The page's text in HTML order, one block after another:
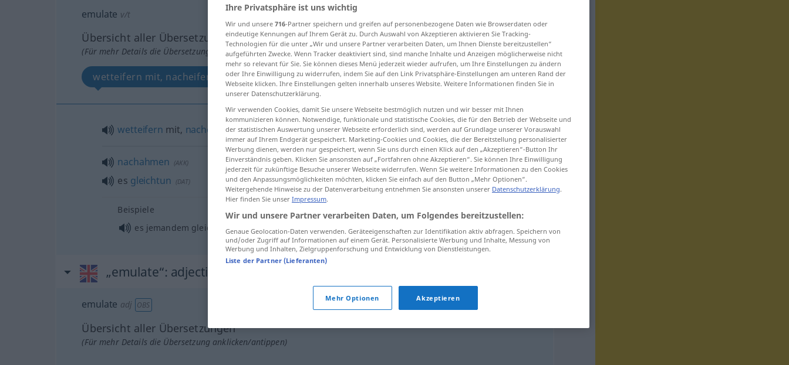
emulate v/t
Übersicht aller Übersetzungen
(Für mehr Details die Übersetzung anklicken/antippen)
wetteifern mit, nacheifern nachahmen, es gleichtun
wetteifern mit, nacheifern (DAT) emulate
nachahmen (AKK)
es gleichtun (DAT)
emulateimitate
Beispiele
es jemandem gleichtun
to emulatesb
„emulate“: adjective
emulate adj OBS
Übersicht aller Übersetzungen
(Für mehr Details die Übersetzung anklicken/antippen)
Ihre Privatsphäre ist uns wichtig
Wir und unsere 716-Partner speichern und greifen auf personenbezogene Daten wie Browserdaten oder
eindeutige Kennungen auf Ihrem Gerät zu. Durch Auswahl von Akzeptieren aktivieren Sie Tracking-
Technologien für die unter „Wir und unsere Partner verarbeiten Daten, um Ihnen Dienste bereitzustellen“
aufgeführten Zwecke. Wenn Tracker deaktiviert sind, sind manche Inhalte und Anzeigen möglicherweise nicht
mehr so relevant für Sie. Sie können dieses Menü jederzeit wieder aufrufen, um Ihre Einstellungen zu ändern
oder Ihre Einwilligung zu widerrufen, indem Sie auf den Link Privatsphäre-Einstellungen am unteren Rand der
Webseite klicken. Ihre Einstellungen gelten innerhalb unseres Website. Weitere Informationen finden Sie in
unserer Datenschutzerklärung.
Wir verwenden Cookies, damit Sie unsere Webseite bestmöglich nutzen und wir besser mit Ihnen
kommunizieren können. Notwendige, funktionale und statistische Cookies, die für den Betrieb der Webseite und
der statistischen Auswertung unserer Webseite erforderlich sind, werden auf Grundlage unserer Vorauswahl
immer auf Ihrem Endgerät gespeichert. Marketing-Cookies und Cookies, die der Bereitstellung personalisierter
Werbung dienen, werden nur gespeichert, wenn Sie uns durch einen Klick auf den „Akzeptieren“-Button Ihr
Einverständnis geben. Klicken Sie ansonsten auf „Fortfahren ohne Akzeptieren“. Sie können Ihre Einwilligung
jederzeit für zukünftige Besuche unserer Webseite widerrufen. Wenn Sie weitere Informationen zu den Cookies
und den Anpassungsmöglichkeiten möchten, klicken Sie einfach auf den Button „Mehr Optionen“.
Weitergehende Hinweise zu der Datenverarbeitung entnehmen Sie ansonsten unserer Datenschutzerklärung.
Hier finden Sie unser Impressum.
Wir und unsere Partner verarbeiten Daten, um Folgendes bereitzustellen:
Genaue Geolocation-Daten verwenden. Geräteeigenschaften zur Identifikation aktiv abfragen. Speichern von
und/oder Zugriff auf Informationen auf einem Gerät. Personalisierte Werbung und Inhalte, Messung von
Werbung und Inhalten, Zielgruppenforschung und Entwicklung von Dienstleistungen.
Liste der Partner (Lieferanten)
Mehr Optionen Akzeptieren